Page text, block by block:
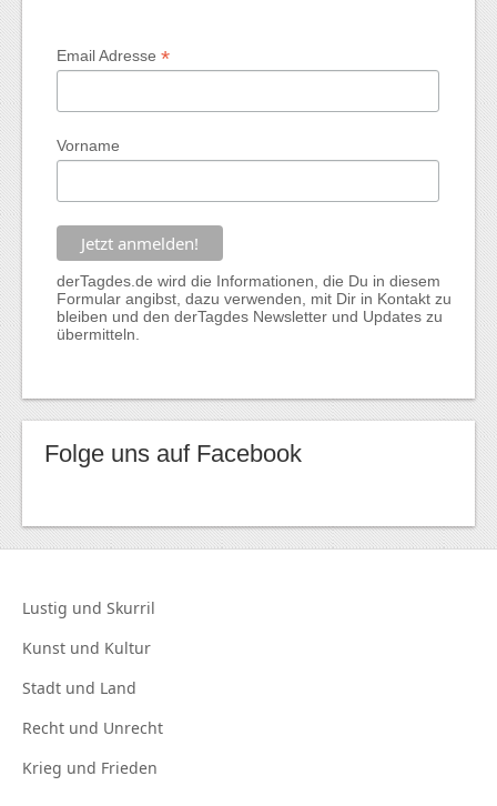
Email Adresse*
Vorname
derTagdes.de wird die Informationen, die Du in diesem
Formular angibst, dazu verwenden, mit Dir in Kontakt zu
bleiben und den derTagdes Newsletter und Updates zu
übermitteln.
Folge uns auf Facebook
Lustig und Skurril
Kunst und Kultur
Stadt und Land
Recht und Unrecht
Krieg und Frieden